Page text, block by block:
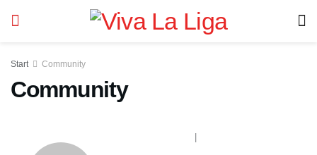
Start Community
Community